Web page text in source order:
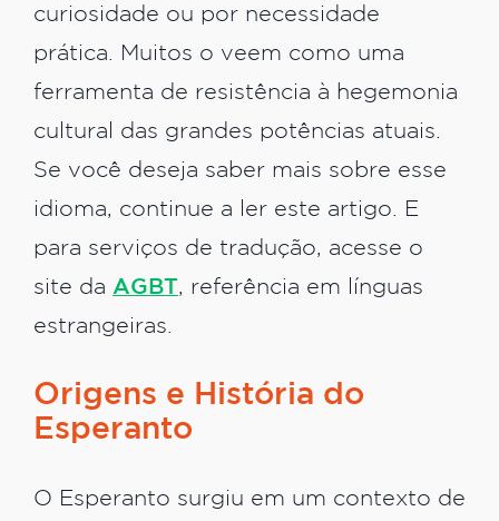
curiosidade ou por necessidade
prática. Muitos o veem como uma
ferramenta de resistência à hegemonia
cultural das grandes potências atuais.
Se você deseja saber mais sobre esse
idioma, continue a ler este artigo. E
para serviços de tradução, acesse o
site da AGBT , referência em línguas
estrangeiras.
Origens e História do
Esperanto
O Esperanto surgiu em um contexto de